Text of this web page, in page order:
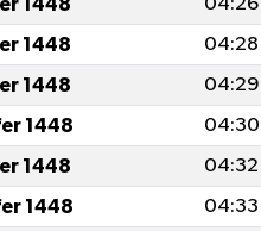
1448
04:28
1448
04:29
1448
04:30
1448
04:32
1448
04:33